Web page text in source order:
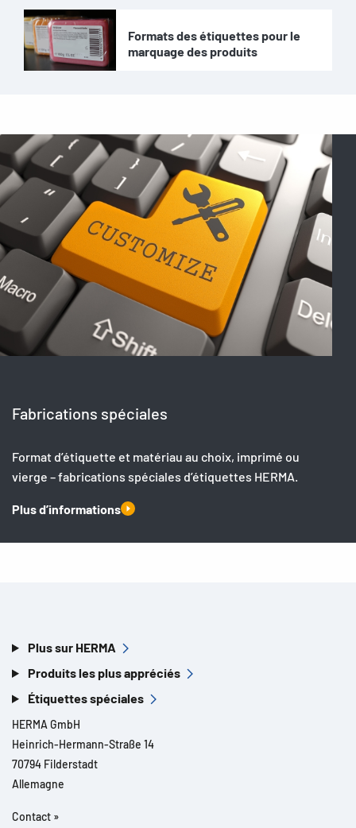
Formats des étiquettes pour le
marquage des produits
Fabrications spéciales
Format d’étiquette et matériau au choix, imprimé ou
vierge – fabrications spéciales d’étiquettes HERMA.
Plus d’informations
Plus sur HERMA
Produits les plus appréciés
Étiquettes spéciales
HERMA GmbH
Heinrich-Hermann-Straße 14
70794 Filderstadt
Allemagne
Contact »